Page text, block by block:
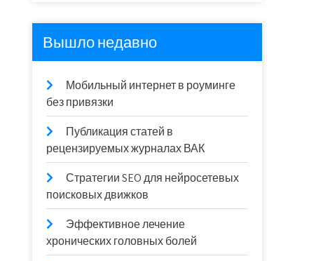
Вышло недавно
Мобильный интернет в роуминге
без привязки
Публикация статей в
рецензируемых журналах ВАК
Стратегии SEO для нейросетевых
поисковых движков
Эффективное лечение
хронических головных болей